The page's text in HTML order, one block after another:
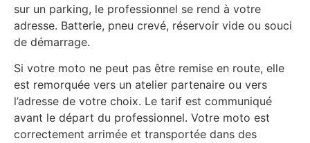
sur un parking, le professionnel se rend à votre
adresse. Batterie, pneu crevé, réservoir vide ou souci
de démarrage.
Si votre moto ne peut pas être remise en route, elle
est remorquée vers un atelier partenaire ou vers
l’adresse de votre choix. Le tarif est communiqué
avant le départ du professionnel. Votre moto est
correctement arrimée et transportée dans des